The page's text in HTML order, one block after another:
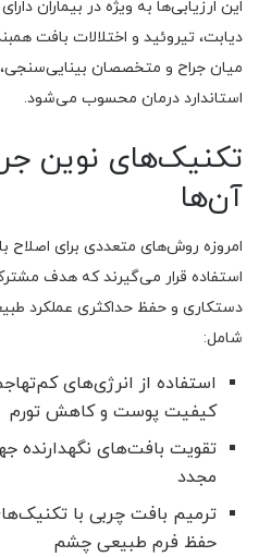
این ارزیابی‌ها به ویژه در بیماران
دیابت، تیروئید و اختلالات بافت
میان جراح و متخصصان بینایی‌سنجی،
استاندارد درمان محسوب می‌شود.
تکنیک‌های نوین
آن‌ها
امروزه روش‌های متعددی برای اصلاح
استفاده قرار می‌گیرند که هدف
دستکاری و حفظ حداکثری عملکرد
شامل:
استفاده از انرژی‌های
کیفیت پوست و کاهش تورم
تقویت بافت‌های نگهدارنده
مجدد
ترمیم بافت چربی با
حفظ فرم طبیعی چشم